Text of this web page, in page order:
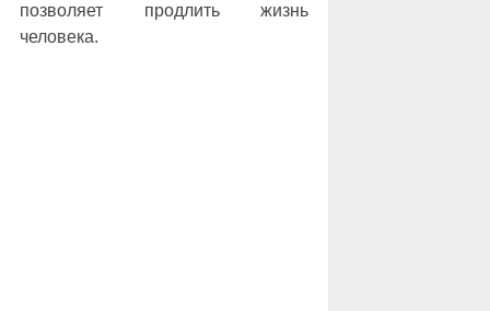
позволяет продлить жизнь
человека.